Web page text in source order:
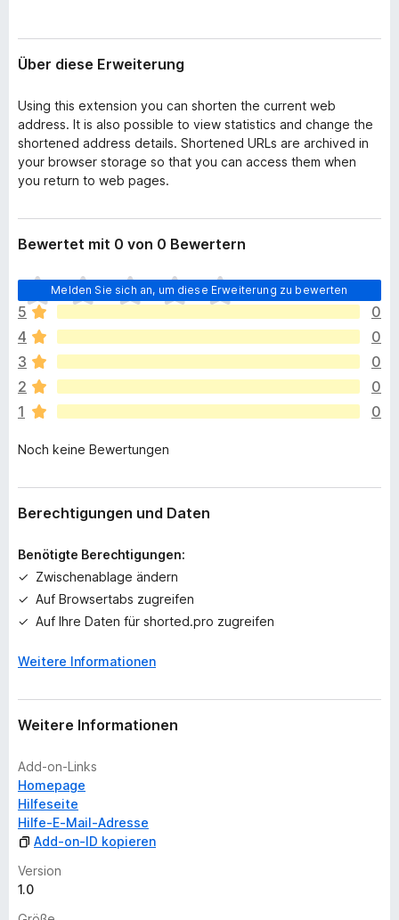
Über diese Erweiterung
Using this extension you can shorten the current web
address. It is also possible to view statistics and change the
shortened address details. Shortened URLs are archived in
your browser storage so that you can access them when
you return to web pages.
Bewertet mit 0 von 0 Bewertern
Melden Sie sich an, um diese Erweiterung zu bewerten
E
s
l
i
e
g
e
n
o
h
k
i
e
B
e
e
t
n
e
n
v
o
r
5
0
4
0
3
0
2
0
1
0
Noch keine Bewertungen
Berechtigungen und Daten
Benötigte Berechtigungen:
Zwischenablage ändern
Auf Browsertabs zugreifen
Auf Ihre Daten für shorted.pro zugreifen
Weitere Informationen
Weitere Informationen
Add-on-Links
Homepage
Hilfeseite
Hilfe-E-Mail-Adresse
Add-on-ID kopieren
Version
1.0